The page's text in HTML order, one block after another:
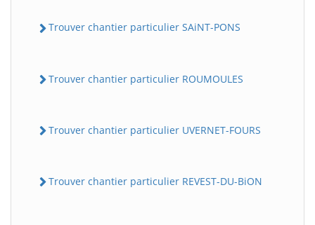
Trouver chantier particulier SAiNT-PONS
Trouver chantier particulier ROUMOULES
Trouver chantier particulier UVERNET-FOURS
Trouver chantier particulier REVEST-DU-BiON